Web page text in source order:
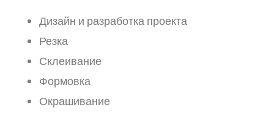
Дизайн и разработка проекта
Резка
Склеивание
Формовка
Окрашивание